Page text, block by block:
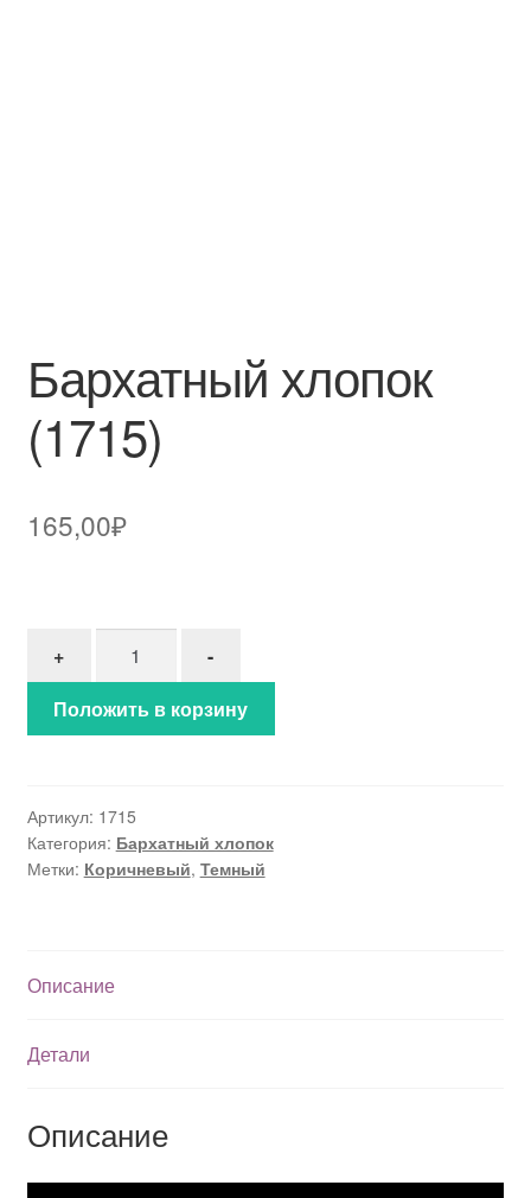
Бархатный хлопок
(1715)
165,00₽
+
-
Положить в корзину
Артикул: 1715
Категория: Бархатный хлопок
Метки: Коричневый, Темный
Описание
Детали
Описание